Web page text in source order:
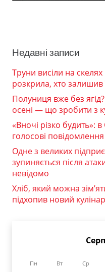
Недавні записи
Труни висіли на
розкрила, хто залишив
Полуниця вже без
осені — що зробити з
«Вночі різко будить»:
голосові
Одне з великих
зупиняється після
невідомо
Хліб, який можна
підхопив новий
Пн Вт Ср